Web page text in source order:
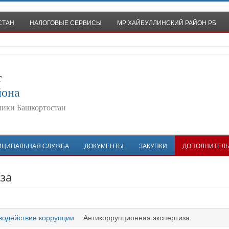
НАЛОГОВЫЕ СЕРВИСЫ МР ХАЙБУЛЛИНСКИЙ РАЙОН РБ
Башкортостан
СЛУЖБА ДОКУМЕНТЫ ЗАКУПКИ
коррупции Антикоррупционная экспертиза